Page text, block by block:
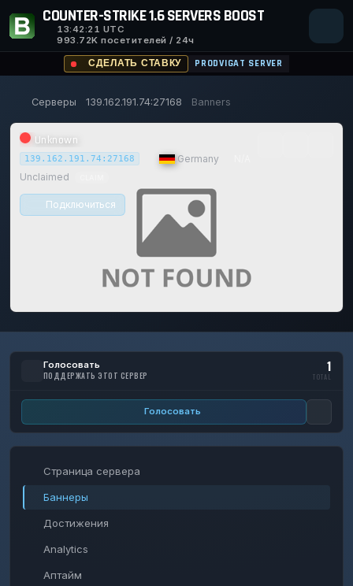
COUNTER-STRIKE 1.6 SERVERS BOOST
13:42:21 UTC
993.72K посетителей / 24ч
СДЕЛАТЬ СТАВКУ PRODVIGAT SERVER
Серверы 139.162.191.74:27168 Banners
Unknown
139.162.191.74:27168 Germany
Unclaimed
Подключиться
ГОЛОСОВ СЕГОДНЯ
14/129
ACHIEVEMENTS
0%
UPTIME 30D
Голосовать
ПОДДЕРЖАТЬ ЭТОТ СЕРВЕР
1
TOTAL
Голосовать
Страница сервера
Баннеры
Достижения
Analytics
Аптайм